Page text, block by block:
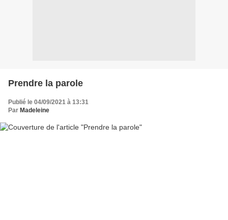
Prendre la parole
Publié le 04/09/2021 à 13:31
Par Madeleine